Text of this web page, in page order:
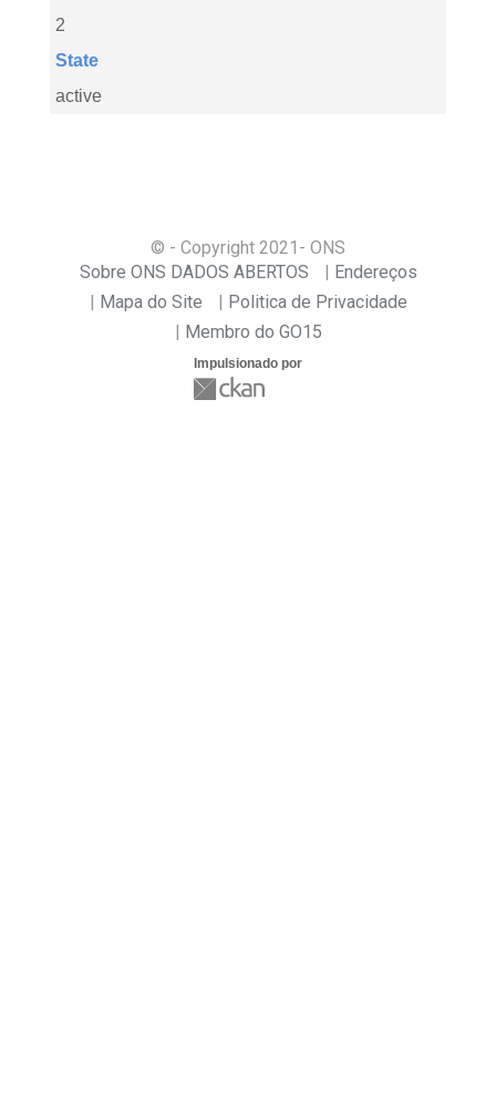
2
State
active
© - Copyright 2021 - ONS
Sobre ONS DADOS ABERTOS
Endereços
Mapa do Site
Politica de Privacidade
Membro do GO15
Impulsionado por